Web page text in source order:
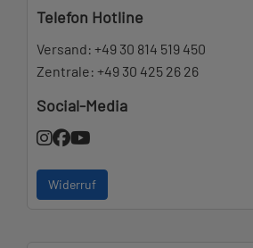
Telefon Hotline
Versand: +49 30 814 519 450
Zentrale: +49 30 425 26 26
Social-Media
Widerruf